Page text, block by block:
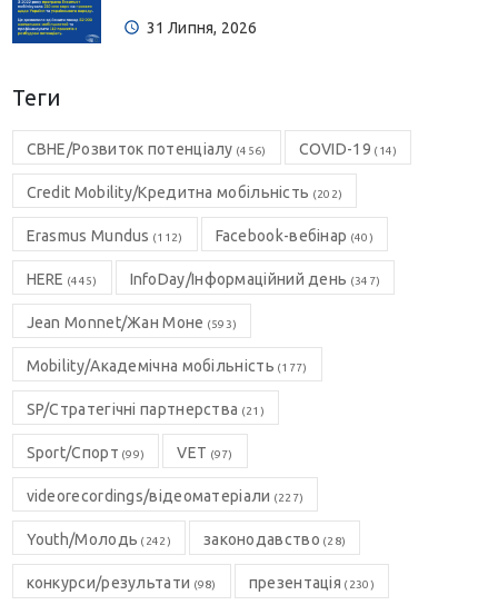
31 Липня, 2026
Теги
CBHE/Розвиток потенціалу (456) COVID-19 (14)
Credit Mobility/Кредитна мобільність (202)
Erasmus Mundus (112) Facebook-вебінар (40)
HERE (445) InfoDay/Інформаційний день (347)
Jean Monnet/Жан Моне (593)
Mobility/Академічна мобільність (177)
SP/Стратегічні партнерства (21)
Sport/Спорт (99) VET (97)
videorecordings/відеоматеріали (227)
Youth/Молодь (242) законодавство (28)
конкурси/результати (98) презентація (230)